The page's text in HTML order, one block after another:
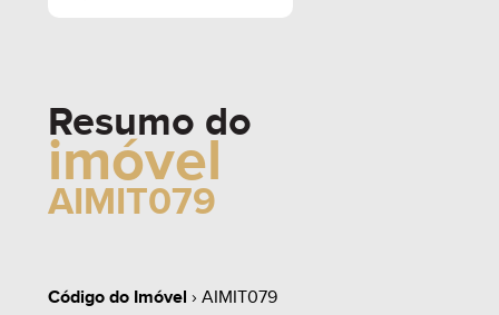
Resumo do
imóvel
AIMIT079
Código do Imóvel › AIMIT079